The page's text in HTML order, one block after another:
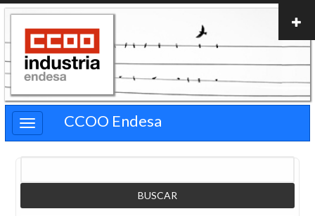
Pasar
contenido
principal
CCOO Endesa